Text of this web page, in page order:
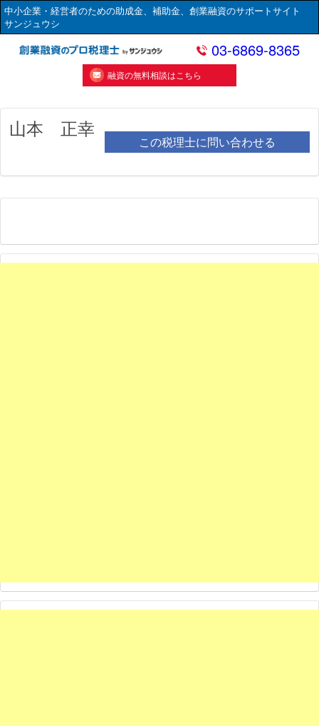
中小企業・経営者のための助成金、補助金、創業融資のサポートサイト
サンジュウシ
03-6869-8365
融資の無料相談はこちら
山本 正幸
この税理士に問い合わせる